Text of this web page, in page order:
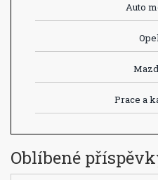
Auto
Prace a
Oblíbené